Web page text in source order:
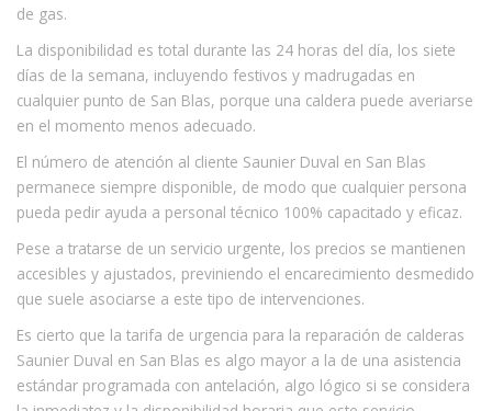
de gas.
La disponibilidad es total durante las 24 horas del día, los siete
días de la semana, incluyendo festivos y madrugadas en
cualquier punto de San Blas, porque una caldera puede averiarse
en el momento menos adecuado.
El número de atención al cliente Saunier Duval en San Blas
permanece siempre disponible, de modo que cualquier persona
pueda pedir ayuda a personal técnico 100% capacitado y eficaz.
Pese a tratarse de un servicio urgente, los precios se mantienen
accesibles y ajustados, previniendo el encarecimiento desmedido
que suele asociarse a este tipo de intervenciones.
Es cierto que la tarifa de urgencia para la reparación de calderas
Saunier Duval en San Blas es algo mayor a la de una asistencia
estándar programada con antelación, algo lógico si se considera